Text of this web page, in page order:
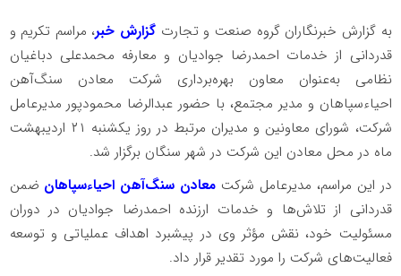
به گزارش خبرنگاران گروه صنعت و تجارت گزارش خبر، مراسم تکریم و
قدردانی از خدمات احمدرضا جوادیان و معارفه محمدعلی دباغیان
نظامی به‌عنوان معاون بهره‌برداری شرکت معادن سنگ‌آهن
احیاءسپاهان و مدیر مجتمع، با حضور عبدالرضا محمودپور مدیرعامل
شرکت، شورای معاونین و مدیران مرتبط در روز یکشنبه ۲۱ اردیبهشت
ماه در محل معادن این شرکت در شهر سنگان برگزار شد.
در این مراسم، مدیرعامل شرکت معادن سنگ‌آهن احیاءسپاهان ضمن
قدردانی از تلاش‌ها و خدمات ارزنده احمدرضا جوادیان در دوران
مسئولیت خود، نقش مؤثر وی در پیشبرد اهداف عملیاتی و توسعه
فعالیت‌های شرکت را مورد تقدیر قرار داد.